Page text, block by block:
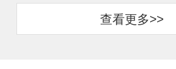
查看更多>>